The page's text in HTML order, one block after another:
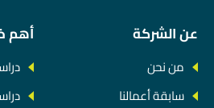
عن الشركة
من نحن
سابقة أعمالنا
أهم